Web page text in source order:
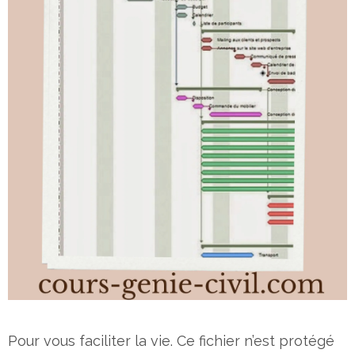
Pour vous faciliter la vie. Ce fichier n’est protégé